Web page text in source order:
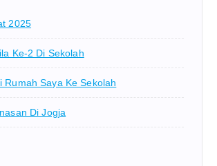
2025
Ke-2 Di Sekolah
Rumah Saya Ke Sekolah
Di Jogja